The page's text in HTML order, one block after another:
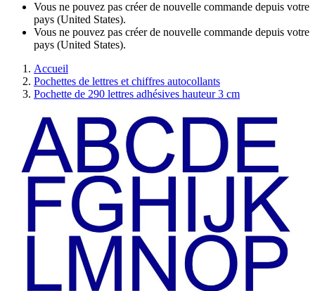
Vous ne pouvez pas créer de nouvelle commande depuis votre
pays (United States).
Vous ne pouvez pas créer de nouvelle commande depuis votre
pays (United States).
Accueil
Pochettes de lettres et chiffres autocollants
Pochette de 290 lettres adhésives hauteur 3 cm